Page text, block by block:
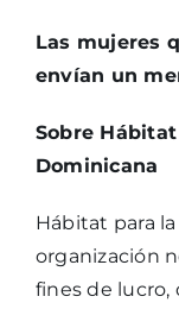
Las mujeres
envían un
Sobre
Dominicana
Hábitat para
organización
fines de lucro,